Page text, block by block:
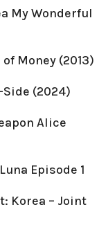
My Wonderful
Money (2013)
(2024)
Alice
Episode 1
Korea – Joint